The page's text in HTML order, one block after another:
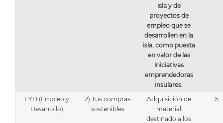
isla y de
proyectos de
empleo que se
desarrollen en la
isla, como puesta
en valor de las
iniciativas
emprendedoras
insulares.
EYD (Empleo y
Desarrollo)
2) Tus compras
sostenibles
Adquisición de
material
destinado a los
5